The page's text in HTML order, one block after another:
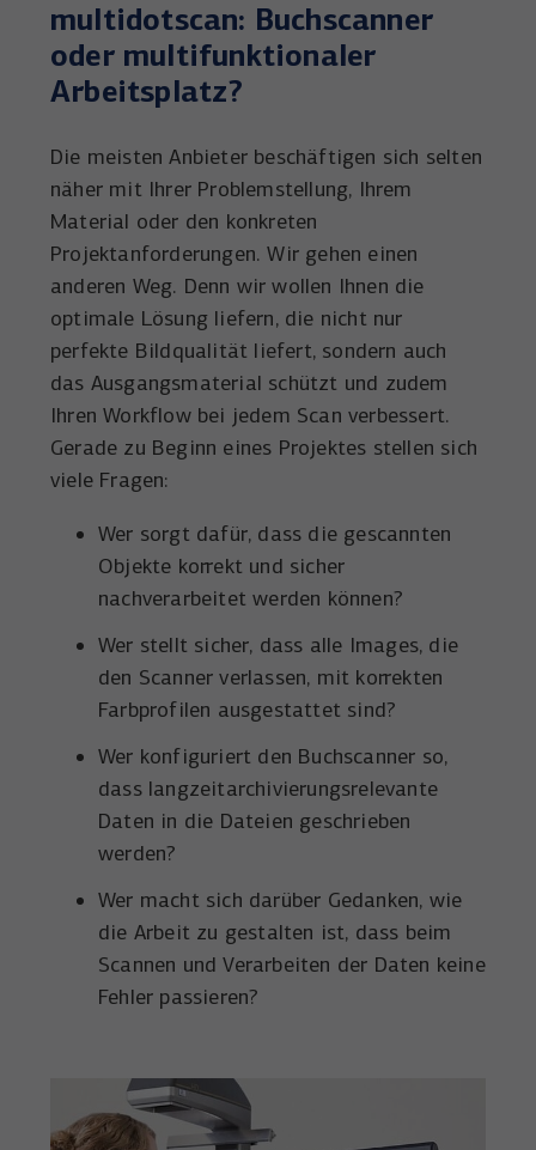
multidotscan: Buchscanner
oder multifunktionaler
Arbeitsplatz?
Die meisten Anbieter beschäftigen sich selten
näher mit Ihrer Problemstellung, Ihrem
Material oder den konkreten
Projektanforderungen. Wir gehen einen
anderen Weg. Denn wir wollen Ihnen die
optimale Lösung liefern, die nicht nur
perfekte Bildqualität liefert, sondern auch
das Ausgangsmaterial schützt und zudem
Ihren Workflow bei jedem Scan verbessert.
Gerade zu Beginn eines Projektes stellen sich
viele Fragen:
Wer sorgt dafür, dass die gescannten
Objekte korrekt und sicher
nachverarbeitet werden können?
Wer stellt sicher, dass alle Images, die
den Scanner verlassen, mit korrekten
Farbprofilen ausgestattet sind?
Wer konfiguriert den Buchscanner so,
dass langzeitarchivierungsrelevante
Daten in die Dateien geschrieben
werden?
Wer macht sich darüber Gedanken, wie
die Arbeit zu gestalten ist, dass beim
Scannen und Verarbeiten der Daten keine
Fehler passieren?